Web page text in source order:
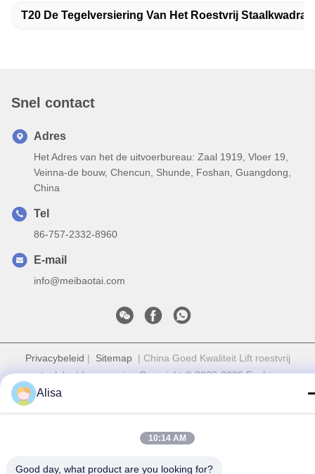
T20 De Tegelversiering Van Het Roestvrij
Snel contact
Adres
Het Adres van het de uitvoerbureau: Zaal 1919, Vloer 19,
Veinna-de bouw, Chencun, Shunde, Foshan, Guangdong,
China
Tel
86-757-2332-8960
E-mail
info@meibaotai.com
Privacybeleid | Sitemap| China Goed Kwaliteit Lift roestvrij
staalplaat Leverancier. Copyright © 2022-2026 Foshan
Meibaotai Stainless Steel Products Co., Ltd. Allemaal. Alle
Alisa
10:14 AM
Good day, what product are you looking for?